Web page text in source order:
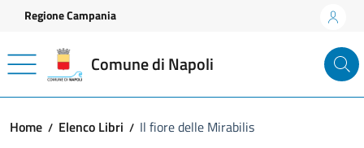
Vai ai contenuti
Vai al footer
Regione Campania
Comune di Napoli
Home Elenco Libri Il fiore delle Mirabilis